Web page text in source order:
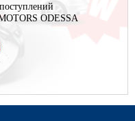
ODESSA